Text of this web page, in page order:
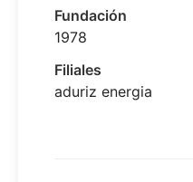
Fundación
1978
Filiales
aduriz energia